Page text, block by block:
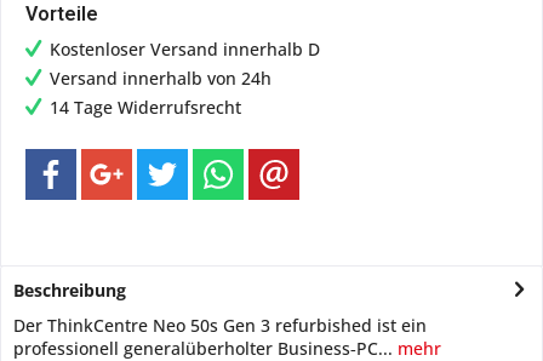
Vorteile
Kostenloser Versand innerhalb D
Versand innerhalb von 24h
14 Tage Widerrufsrecht
Beschreibung
Der ThinkCentre Neo 50s Gen 3 refurbished ist ein
professionell generalüberholter Business‑PC... mehr